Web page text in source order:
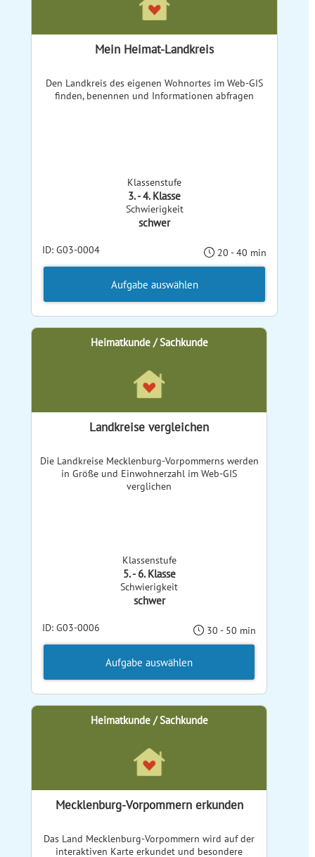
Mein Heimat-Landkreis
Den Landkreis des eigenen Wohnortes im Web-GIS
finden, benennen und Informationen abfragen
Klassenstufe
3. - 4. Klasse
Schwierigkeit
schwer
ID: G03-0004 20 - 40 min
Aufgabe auswählen
Heimatkunde / Sachkunde
Landkreise vergleichen
Die Landkreise Mecklenburg-Vorpommerns werden
in Größe und Einwohnerzahl im Web-GIS
verglichen
Klassenstufe
5. - 6. Klasse
Schwierigkeit
schwer
ID: G03-0006 30 - 50 min
Aufgabe auswählen
Heimatkunde / Sachkunde
Mecklenburg-Vorpommern erkunden
Das Land Mecklenburg-Vorpommern wird auf der
interaktiven Karte erkundet und besondere